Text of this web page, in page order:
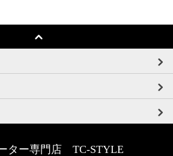
ター専門店 TC-STYLE